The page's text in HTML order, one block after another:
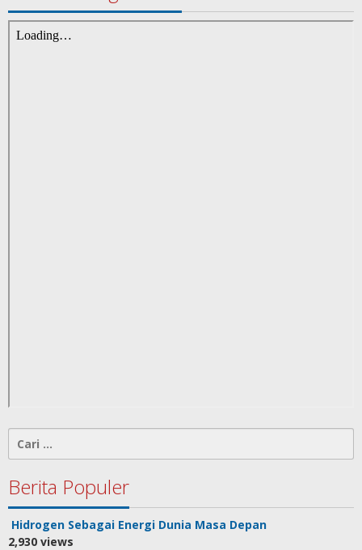
untuk:
Berita Populer
Hidrogen Sebagai Energi Dunia Masa Depan
2,930 views